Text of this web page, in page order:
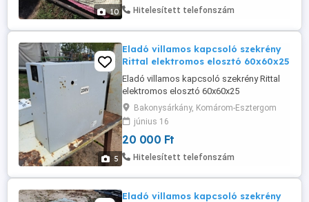
10
-43,0004,0460 kábel zsír új. -4,070,859
Lehetőleg egyben ...
Hitelesített telefonszám
5
Eladó villamos kapcsoló szekrény
Rittal elektromos elosztó 60x60x25
Eladó villamos kapcsoló szekrény Rittal
elektromos elosztó 60x60x25
Bakonysárkány, Komárom-Esztergom
június 16
20 000 Ft
Hitelesített telefonszám
Eladó villamos kapcsoló szekrény